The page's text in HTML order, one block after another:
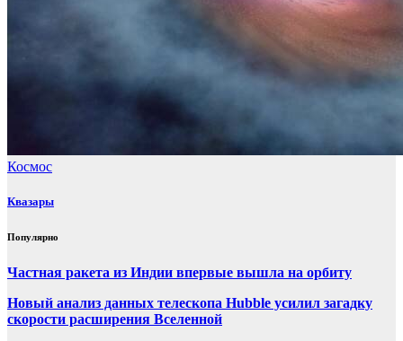
Космос
Квазары
Популярно
Частная ракета из Индии впервые вышла на орбиту
Новый анализ данных телескопа Hubble усилил загадку
скорости расширения Вселенной